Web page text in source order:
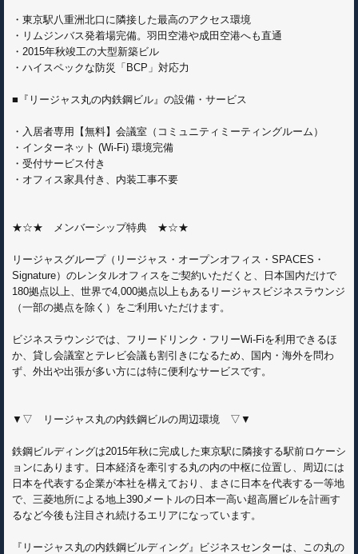
・東京駅八重洲北口に隣接した最高のアクセス環境
・リムジンバス発着場完備。羽田空港や成田空港へも直通
・2015年秋竣工の大型新築ビル
・ハイスペックな防災「BCP」対応力
■『リージャス丸の内鉄鋼ビル』の設備・サービス
・入居者専用【無料】会議室（コミュニティミーティングルーム）
・インターネット (Wi-Fi) 環境完備
・受付サービス付き
・オフィス家具付き、内装工事不要
★☆★ メンバーシップ特典 ★☆★
リージャスグループ（リージャス・オープンオフィス・SPACES・
Signature）のレンタルオフィスをご契約いただくと、日本国内だけで
180拠点以上、世界で4,000拠点以上もあるリージャスビジネスラウンジ
（一部の拠点を除く）をご利用いただけます。
ビジネスラウンジでは、フリードリンク・フリーWi-Fiを利用できるほ
か、貸し会議室とテレビ会議も割引きになるため、国内・海外を問わ
ず、外出や出張が多い方には特に便利なサービスです。
▼▽ リージャス丸の内鉄鋼ビルの周辺環境 ▽▼
鉄鋼ビルディングは2015年秋に完成した東京駅に隣接する駅前ロケーシ
ョンにあります。日本経済を牽引する丸の内の中枢に位置し、周辺には
日本を代表する企業が本社を構えており、まさに日本を代表する一等地
で、三菱地所による地上390メートルの日本一高い超高層ビルを計画す
るなど今後も注目され続けるエリアになっています。
『リージャス丸の内鉄鋼ビルディング』ビジネスセンターは、この丸の